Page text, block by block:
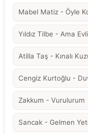
Mabel Matiz - Öyle
Yıldız Tilbe - Ama
Atilla Taş - Kınalı
Cengiz Kurtoğlu -
Zakkum - Vurulurum
Sancak - Gelmen